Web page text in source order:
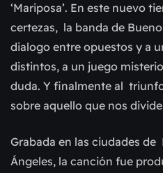
‘Mariposa’. En este nuevo
certezas, la banda de
dialogo entre opuestos y a
distintos, a un juego
duda. Y finalmente al
sobre aquello que nos
Grabada en las ciudades de
Ángeles, la canción fue